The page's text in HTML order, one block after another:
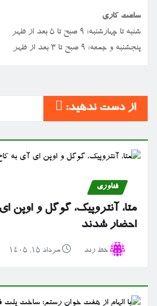
ساعت کاری
شنبه تا چهارشنبه: ۹ صبح تا ۵ بعد از ظهر
پنجشنبه و جمعه: ۹ صبح تا ۳ بعد از ظهر
از دست ندهید:
فناوری
متا، آنتروپیک، گوگل و اوپن
احضار شدند
خط رند مرداد ۱۵, ۱۴۰۵